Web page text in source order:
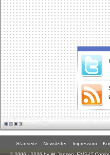
Startseite :: Newsletter :: Impressum ::